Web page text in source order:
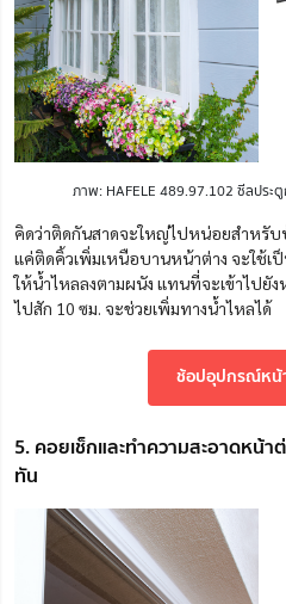
ภาพ: HAFELE 489.97.102 ซีลประ
คิดว่าติดกันสาดจะใหญ่ไปหน่อยสำหรับ
แค่ติดคิ้วเพิ่มเหนือบานหน้าต่าง จะใช้เ
ให้น้ำไหลลงตามผนัง แทนที่จะเข้าไปยั
ไปสัก 10 ซม. จะช่วยเพิ่มทางน้ำไหลได้
ช้อปอุปกรณ์หน้
5. คอยเช็กและทำความสะอาดหน้
ทัน